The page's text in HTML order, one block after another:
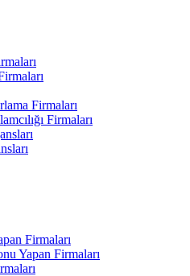
Firmaları
Firmaları
Firmaları
Yapan Firmaları